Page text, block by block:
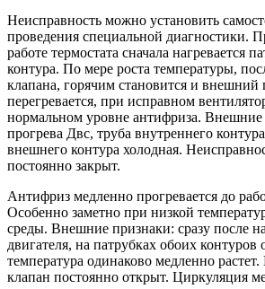
Неисправность можно установить
проведения специальной диагностики.
работе термостата сначала нагревается
контура. По мере роста температуры,
клапана, горячим становится и внешний
перегревается, при исправном
нормальном уровне антифриза. Внешние
прогрева Двс, труба внутреннего
внешнего контура холодная.
постоянно закрыт.
Антифриз медленно прогревается до
Особенно заметно при низкой
среды. Внешние признаки: сразу после
двигателя, на патрубках обоих контуров
температура одинаково медленно
клапан постоянно открыт. Циркуляция